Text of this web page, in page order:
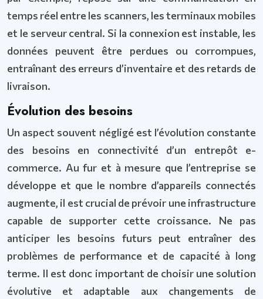
temps réel entre les scanners, les terminaux mobiles
et le serveur central. Si la connexion est instable, les
données peuvent être perdues ou corrompues,
entraînant des erreurs d’inventaire et des retards de
livraison.
Évolution des besoins
Un aspect souvent négligé est l’évolution constante
des besoins en connectivité d’un entrepôt e-
commerce. Au fur et à mesure que l’entreprise se
développe et que le nombre d’appareils connectés
augmente, il est crucial de prévoir une infrastructure
capable de supporter cette croissance. Ne pas
anticiper les besoins futurs peut entraîner des
problèmes de performance et de capacité à long
terme. Il est donc important de choisir une solution
évolutive et adaptable aux changements de